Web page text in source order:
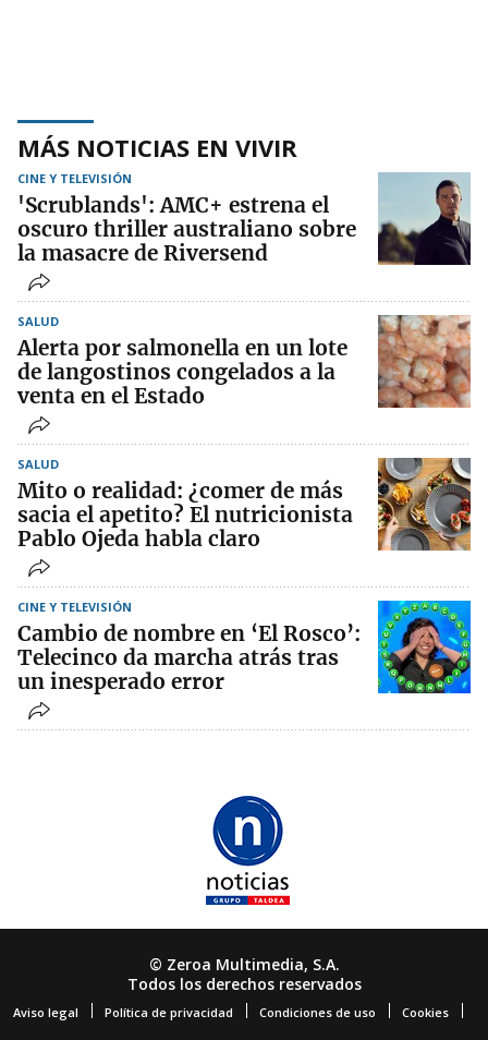
MÁS NOTICIAS EN VIVIR
CINE Y TELEVISIÓN
'Scrublands': AMC+ estrena el
oscuro thriller australiano sobre
la masacre de Riversend
SALUD
Alerta por salmonella en un lote
de langostinos congelados a la
venta en el Estado
SALUD
Mito o realidad: ¿comer de más
sacia el apetito? El nutricionista
Pablo Ojeda habla claro
CINE Y TELEVISIÓN
Cambio de nombre en ‘El Rosco’:
Telecinco da marcha atrás tras
un inesperado error
© Zeroa Multimedia, S.A.
Todos los derechos reservados
Aviso legal Política de privacidad Condiciones de uso Cookies